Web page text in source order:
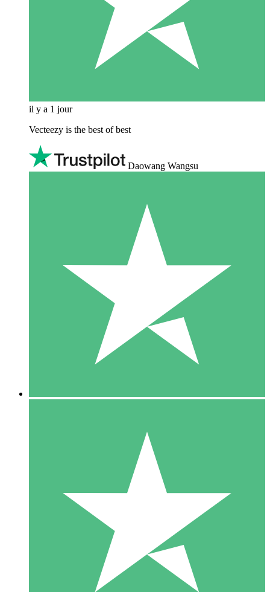
il y a 1 jour
Vecteezy is the best of best
Daowang Wangsu